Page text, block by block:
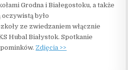
Grodna i Białegostoku, a także
było
ze zwiedzaniem włącznie
Hubal Białystok. Spotkanie
Zdjęcia >>